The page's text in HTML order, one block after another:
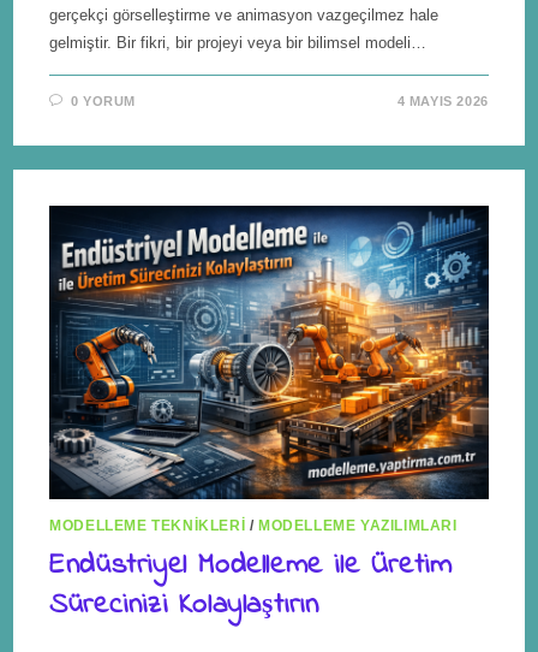
gerçekçi görselleştirme ve animasyon vazgeçilmez hale
gelmiştir. Bir fikri, bir projeyi veya bir bilimsel modeli…
0 YORUM 4 MAYIS 2026
MODELLEME TEKNIKLERI /MODELLEME YAZILIMLARI
Endüstriyel Modelleme ile Üretim
Sürecinizi Kolaylaştırın